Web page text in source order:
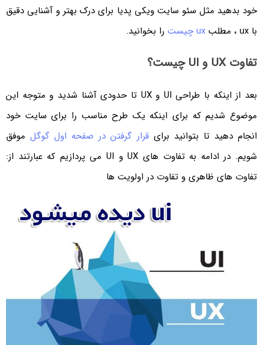
خود بدهید مثل سئو سایت ویکی پدیا برای درک بهتر و آشنایی دقیق
با ux ، مطلب
ux چیست را بخوانید.
تفاوت UX و UI چیست؟
بعد از اینکه با طراحی UI و UX تا حدودی آشنا شدید و متوجه این
موضوع شدیم که برای اینکه یک طرح مناسب را برای سایت خود
انجام دهید تا بتوانید برای قرار گرفتن در صفحه اول گوگلموفق
شویم. در ادامه به تفاوت های UX و UI می پردازیم که عبارتند از:
تفاوت های ظاهری و تفاوت در اولویت ها